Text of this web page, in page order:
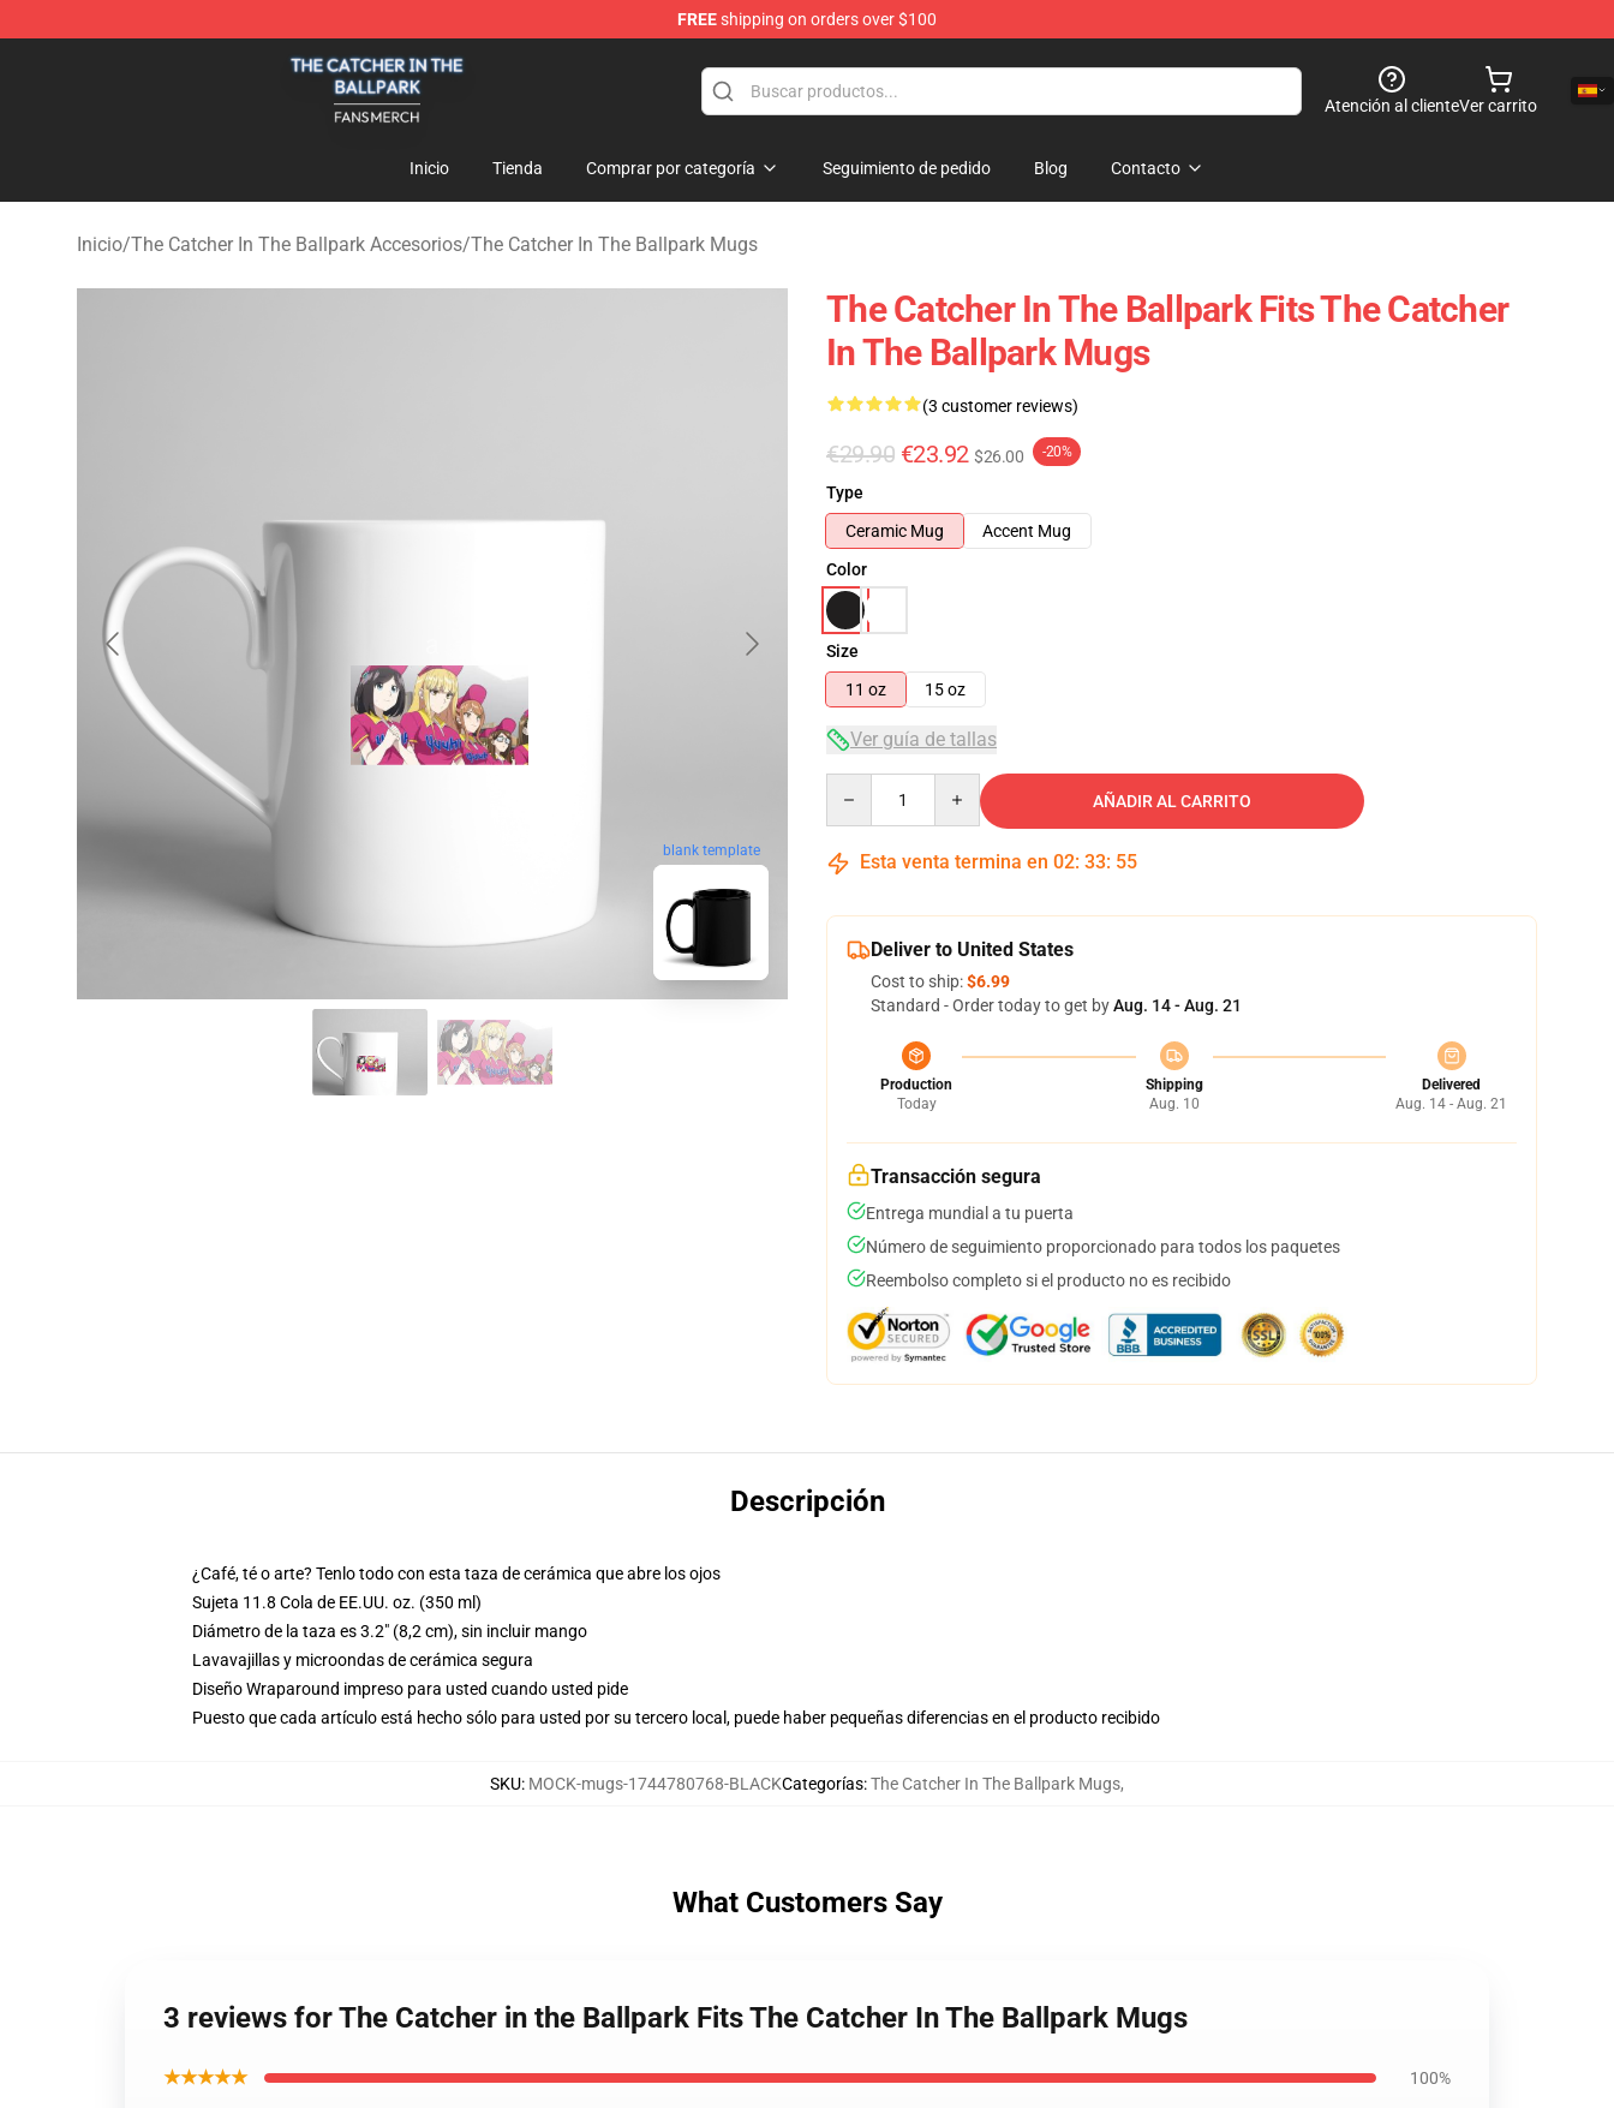
FREEshipping on orders over $100
The Catcher In The Ballpark Shop - Official The Catcher In The Ballpark Merchandise Store
Atención al clienteVer carrito
Inicio Tienda Comprar por categoría Seguimiento de pedido Blog Contacto
Inicio/The Catcher In The Ballpark Accesorios/The Catcher In The Ballpark Mugs
blank template
The Catcher In The Ballpark Fits The Catcher
In The Ballpark Mugs
(3 customer reviews)
€29.90 €23.92 $26.00 -20%
Type
Ceramic Mug
Accent Mug
Color
Size
11 oz
15 oz
Ver guía de tallas
AÑADIR AL CARRITO
Esta venta termina en 02: 33: 54
Deliver to United States
Cost to ship:$6.99
Standard - Order today to get byAug. 14 - Aug. 21
Production
Today
Shipping
Aug. 10
Delivered
Aug. 14 - Aug. 21
Transacción segura
Entrega mundial a tu puerta
Número de seguimiento proporcionado para todos los paquetes
Reembolso completo si el producto no es recibido
Descripción
¿Café, té o arte? Tenlo todo con esta taza de cerámica que abre los ojos
Sujeta 11.8 Cola de EE.UU. oz. (350 ml)
Diámetro de la taza es 3.2" (8,2 cm), sin incluir mango
Lavavajillas y microondas de cerámica segura
Diseño Wraparound impreso para usted cuando usted pide
Puesto que cada artículo está hecho sólo para usted por su tercero local, puede haber pequeñas diferencias en el producto recibido
SKU: MOCK-mugs-1744780768-BLACKCategorías:The Catcher In The Ballpark Mugs,
What Customers Say
3 reviews for The Catcher in the Ballpark Fits The Catcher In The Ballpark Mugs
★★★★★ 100%